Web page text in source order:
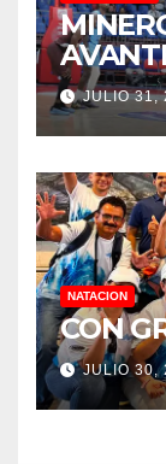
JULIO 31,
NATACION
CON
JULIO 30,